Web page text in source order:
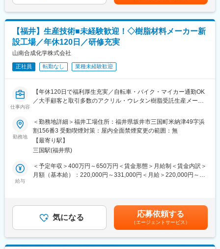
変更の範囲：無
当社ではOJT研修に加え、大学と連携して有機合成、高分子化学
を基礎から学べる体制を整えています。大学時代に有機合成や高
分子を専攻していない方でも、関連知識を一から学ぶことができ
ます。必要に応じて、社外研修も受講してもらい、個人がキャリ
■働き方：
間以下、有給取得率は80%超です。
品質保証部のメンバーは20代・30代がメインです。一緒に学んで
いく環境を整えています。
＜組織構成＞
品質保証部
丹波本社勤務…メンバー3名、ISO責任者1名
化を重視し、機能性ポリマーの開発および受託を主要事業と位置
付けています。2008年にはたか工場を新設し、クリーンな環境で
電子材料などの高付加価値製品の研究を推進し、少量多品種の製
造を行っています。
◎2015年春には福井工場を新設しました。これまで当社は少量多
【福井】生産技術■未経験歓迎！◇樹脂材料メーカー新
設工場／年休120日／研修充実
山南合成化学株式会社
正社員 転勤なし 業種未経験歓迎
仕事内容
【年休120日で福利厚生充実／自転車・バイク・マイカー通勤OK
／大手顧客と取引多数のアクリル・ウレタン樹脂受託生産メーカ
アクリル系およびウレタン系樹脂の受託製造を手がける専門メー
カーです。
半導体レジスト・ディスプレイ材料など、高付加価値の電子材料
分野向けに高純度ポリマーを提供しており、業界でも高い技術力
を保有しています。福井工場は大量生産にも対応できる設備を備
え、クリーンで精度の高い製造環境が整っています。
化・生産効率向上・新製品量産立ち上げを中心に、生産技術業務
を担当いただきます。未経験の方もOJTおよび座学研修により基
礎から習得可能です。
勤務地
＜勤務地詳細＞福井工場住所：福井県坂井市三国町米納津49字浜
割156番3 受動喫煙対策：屋内全面禁煙変更の範囲：無
【最寄り駅】
三国駅(福井県)
給与
＜予定年収＞400万円～650万円＜賃金形態＞月給制＜賃金内訳＞
月額（基本給）：220,000円～331,000円＜月給＞220,000円～
額)は固定手当を含めた表記です。
気になる 応募依頼する
（エージェントサービス）